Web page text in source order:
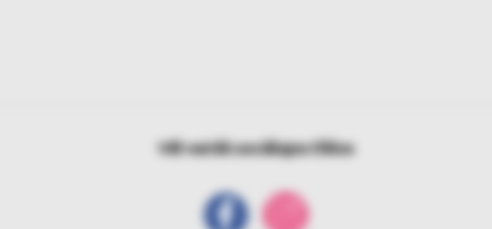
Vēl vairāk sociālajos tīklos